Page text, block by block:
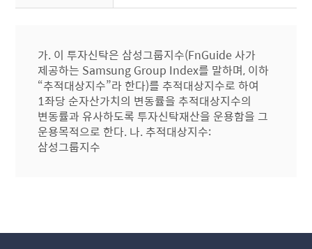
가. 이 투자신탁은 삼성그룹지수(FnGuide 사가
제공하는 Samsung Group Index를 말하며, 이하
“추적대상지수”라 한다)를 추적대상지수로 하여
1좌당 순자산가치의 변동률을 추적대상지수의
변동률과 유사하도록 투자신탁재산을 운용함을 그
운용목적으로 한다. 나. 추적대상지수:
삼성그룹지수